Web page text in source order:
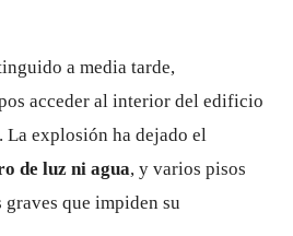
a media tarde,
acceder al interior del edificio
La explosión ha dejado el
de luz ni agua, y varios pisos
que impiden su